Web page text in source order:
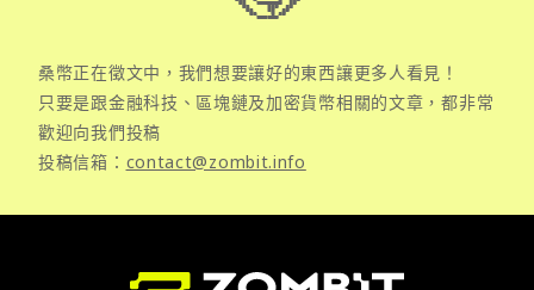
桑幣正在徵文中，我們想要讓好的東西讓更多人看見！
只要是跟金融科技、區塊鏈及加密貨幣相關的文章，都非常
歡迎向我們投稿
投稿信箱： contact@zombit.info